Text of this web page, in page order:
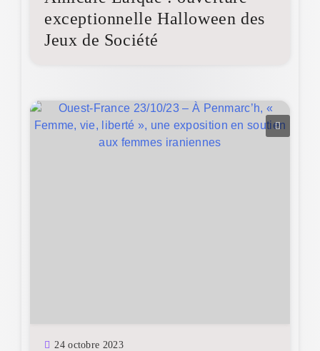
exceptionnelle Halloween des
Jeux de Société
24 octobre 2023